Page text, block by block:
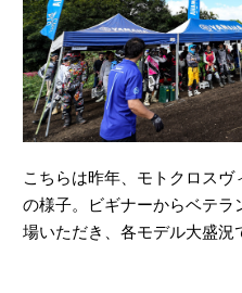
こちらは昨年、モトクロス
の様子。ビギナーからベテ
場いただき、各モデル大盛況